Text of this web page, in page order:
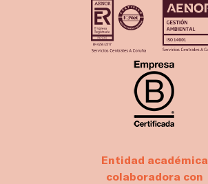
Entidad académica
colaboradora con